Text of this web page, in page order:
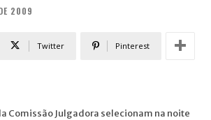
2009
Twitter Pinterest
Comissão Julgadora selecionam na noite